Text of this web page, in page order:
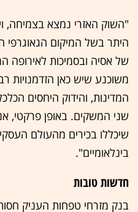
"השוק האזרי נמצא בצמיחה,
היתר בשל המיקום
של אסיה ובסמיכות לאירופה
משוכנע שיש כאן הזדמנויות
המדינות, והידוק היחסים
שני המשקים. באופן פרקטי,
בינלאומיים".
חדשות טובות